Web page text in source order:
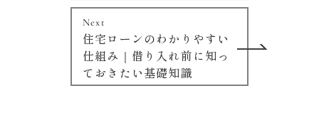
Next
住宅ローンのわかりやすい
仕組み｜借り入れ前に知っ
ておきたい基礎知識